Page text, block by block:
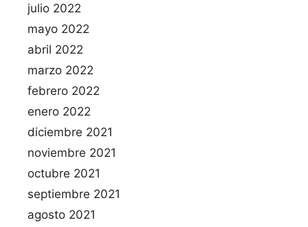
julio 2022
mayo 2022
abril 2022
marzo 2022
febrero 2022
enero 2022
diciembre 2021
noviembre 2021
octubre 2021
septiembre 2021
agosto 2021